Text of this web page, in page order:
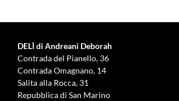
DELÌ di Andreani Deborah
Contrada del Pianello, 36
Contrada Omagnano, 14
Salita alla Rocca, 31
Repubblica di San Marino